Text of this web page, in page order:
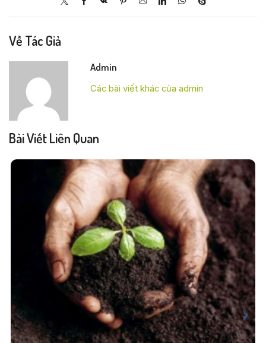
Về Tác Giả
Admin
Các bài viết khác của admin
Bài Viết Liên Quan